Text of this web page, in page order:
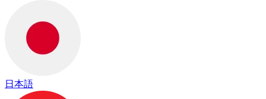
日本語